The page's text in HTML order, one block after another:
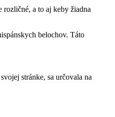
a to aj keby žiadna
belochov. Táto
stránke, sa určovala na